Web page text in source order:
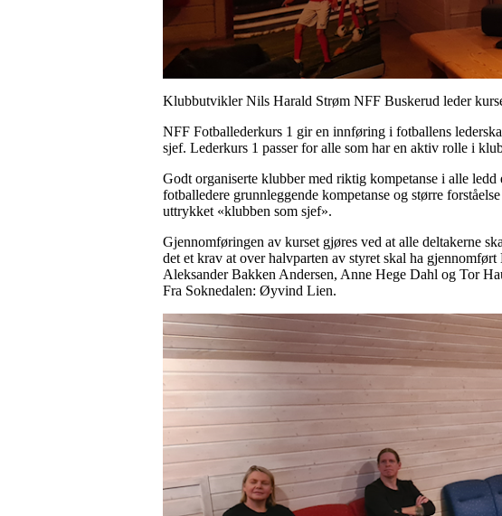
Klubbutvikler Nils Harald Strøm NFF Buskerud leder
NFF Fotballederkurs 1 gir en innføring i fotballens
sjef. Lederkurs 1 passer for alle som har en aktiv rolle i
Godt organiserte klubber med riktig kompetanse i alle
fotballedere grunnleggende kompetanse og større
uttrykket «klubben som sjef».
Gjennomføringen av kurset gjøres ved at alle deltakerne
det et krav at over halvparten av styret skal ha
Aleksander Bakken Andersen, Anne Hege Dahl og Tor
Fra Soknedalen: Øyvind Lien.